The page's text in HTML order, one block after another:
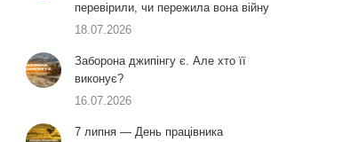
перевірили, чи пережила вона війну
18.07.2026
Заборона джипінгу є. Але хто її
виконує?
16.07.2026
7 липня — День працівника